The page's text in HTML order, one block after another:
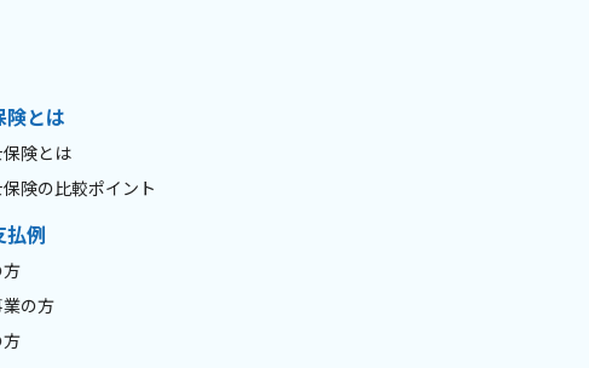
険とは
険とは
険の比較ポイント
払例
の方